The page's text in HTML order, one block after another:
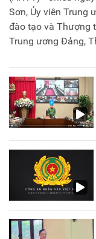
Sơn, Ủy viên Trung
đào tạo và Thượng
Trung ương Đảng,
liên quan đến công
CAND.